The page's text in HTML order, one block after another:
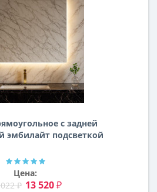
с задней
эмбилайт подсветкой
Цена:
₽ 13 520 ₽